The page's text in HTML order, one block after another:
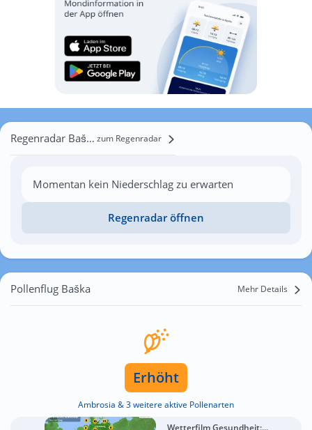
Regenradar Baška zum Regenradar
Momentan kein Niederschlag zu erwarten
Regenradar öffnen
Pollenflug Baška Mehr Details
Erhöht
Ambrosia & 3 weitere aktive Pollenarten
Wetterfilm Gesundheit:...